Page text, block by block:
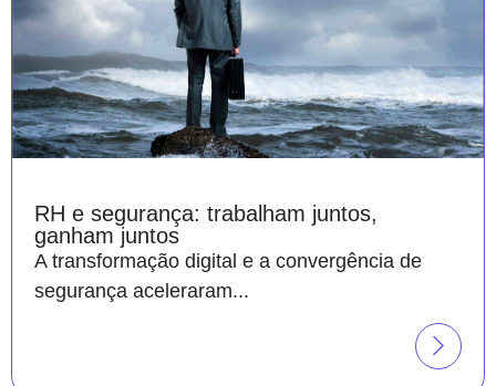
RH e segurança: trabalham juntos,
ganham juntos
A transformação digital e a convergência de
segurança aceleraram...